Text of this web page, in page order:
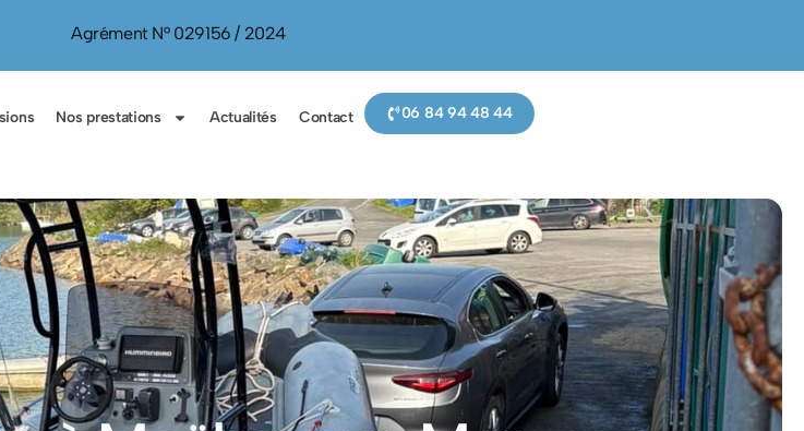
Agrément N° 029156 / 2024
Nos prestations Actualités Contact 06 84 94 48 44